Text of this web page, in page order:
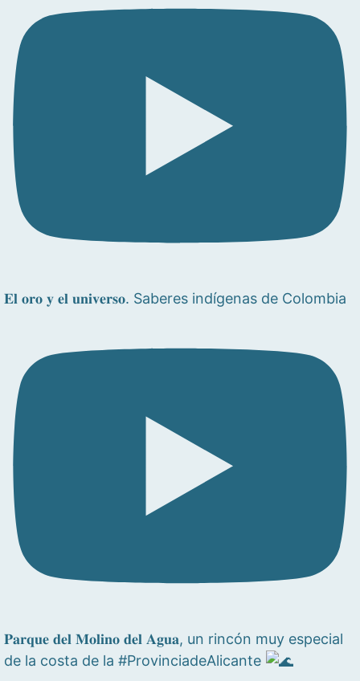
𝐄𝐥 𝐨𝐫𝐨 𝐲 𝐞𝐥 𝐮𝐧𝐢𝐯𝐞𝐫𝐬𝐨. Saberes indígenas de Colombia
𝐏𝐚𝐫𝐪𝐮𝐞 𝐝𝐞𝐥 𝐌𝐨𝐥𝐢𝐧𝐨 𝐝𝐞𝐥 𝐀𝐠𝐮𝐚, un rincón muy especial
de la costa de la #ProvinciadeAlicante